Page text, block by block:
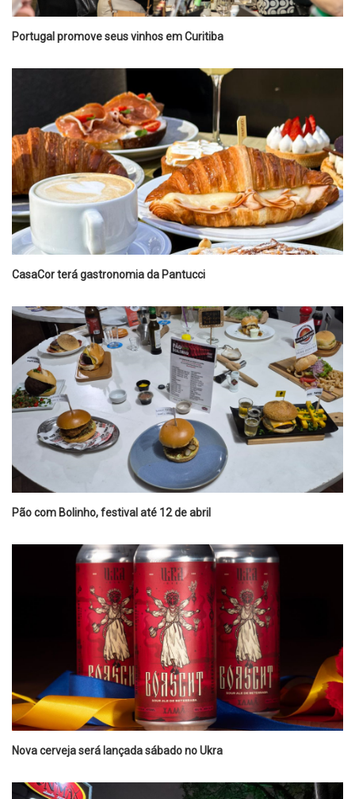
Portugal promove seus vinhos em Curitiba
CasaCor terá gastronomia da Pantucci
Pão com Bolinho, festival até 12 de abril
Nova cerveja será lançada sábado no Ukra